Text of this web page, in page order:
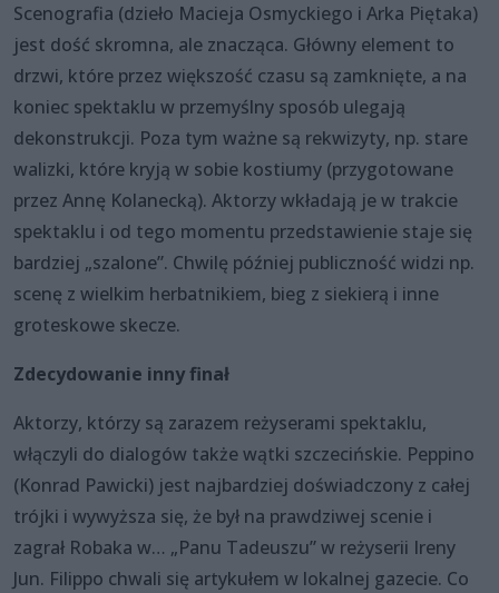
Scenografia (dzieło Macieja Osmyckiego i Arka Piętaka)
jest dość skromna, ale znacząca. Główny element to
drzwi, które przez większość czasu są zamknięte, a na
koniec spektaklu w przemyślny sposób ulegają
dekonstrukcji. Poza tym ważne są rekwizyty, np. stare
walizki, które kryją w sobie kostiumy (przygotowane
przez Annę Kolanecką). Aktorzy wkładają je w trakcie
spektaklu i od tego momentu przedstawienie staje się
bardziej „szalone”. Chwilę później publiczność widzi np.
scenę z wielkim herbatnikiem, bieg z siekierą i inne
groteskowe skecze.
Zdecydowanie inny finał
Aktorzy, którzy są zarazem reżyserami spektaklu,
włączyli do dialogów także wątki szczecińskie. Peppino
(Konrad Pawicki) jest najbardziej doświadczony z całej
trójki i wywyższa się, że był na prawdziwej scenie i
zagrał Robaka w… „Panu Tadeuszu” w reżyserii Ireny
Jun. Filippo chwali się artykułem w lokalnej gazecie. Co